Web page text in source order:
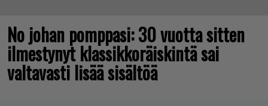
No johan pomppasi: 30 vuotta sitten
ilmestynyt klassikkoräiskintä sai
valtavasti lisää sisältöä